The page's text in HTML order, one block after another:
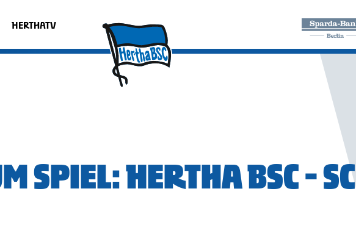
HERTHATV
SPIEL: HERTHA BSC - SC